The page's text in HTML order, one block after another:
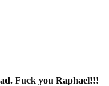
Fuck you Raphael!!!